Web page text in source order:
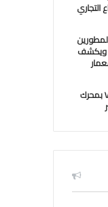
ويكشف
“كيان إيچيبت ” تَطرح الطراز كوبرا فورمنتور VZ بمحرك